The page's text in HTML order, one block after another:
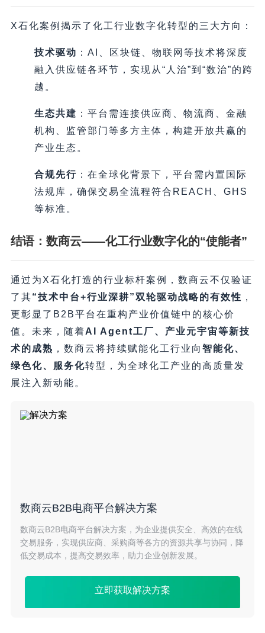
X石化案例揭示了化工行业数字化转型的三大方向：
技术驱动 ​：AI、区块链、物联网等技术将深度
融入供应链各环节，实现从“人治”到“数治”的跨
越。
生态共建 ​：平台需连接供应商、物流商、金融
机构、监管部门等多方主体，构建开放共赢的
产业生态。
合规先行 ​：在全球化背景下，平台需内置国际
法规库，确保交易全流程符合REACH、GHS
等标准。
结语：数商云——化工行业数字化的“使能者”​
通过为X石化打造的行业标杆案例，数商云不仅验证
了其​“技术中台+行业深耕”双轮驱动战略的有效性 ，
更彰显了B2B平台在重构产业价值链中的核心价
值。未来，随着AI Agent工厂、产业元宇宙等新技
术的成熟 ，数商云将持续赋能化工行业向 智能化、
绿色化、服务化转型，为全球化工产业的高质量发
展注入新动能。
数商云B2B电商平台解决方案
数商云B2B电商平台解决方案，为企业提供安全、高效的在线
交易服务，实现供应商、采购商等各方的资源共享与协同，降
低交易成本，提高交易效率，助力企业创新发展。
立即获取解决方案